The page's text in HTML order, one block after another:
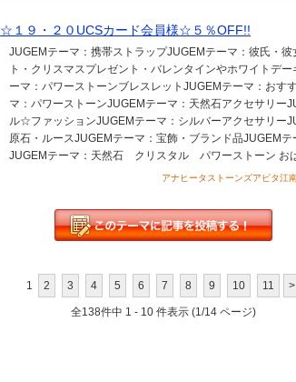
☆１９・２０UCSカード会員様☆５％OFF!!
JUGEMテーマ：携帯ストラップJUGEMテーマ：彼氏・
ト・クリスマスプレゼント・バレンタインやホワイトデ
ーマ：パワーストーンブレスレットJUGEMテーマ：おす
マ：パワーストーンJUGEMテーマ：天然石アクセサリー
ル☆ファッションJUGEMテーマ：シルバーアクセサリー
原石・ルースJUGEMテーマ：宝飾・ブランド品JUGEM
JUGEMテーマ：天然石 クリスタル パワーストーン お
アナヒータストーンズアピタ
1 2 3 4 5 6 7 8 9 10 11 >
全138件中 1 - 10 件表示 (1/14 ページ)